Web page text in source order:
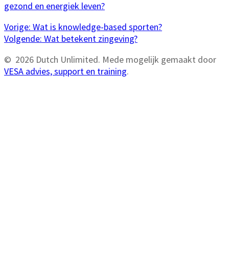
gezond en energiek leven?
Bericht
navigatie
Vorige: Vorig
bericht:
Wat is knowledge-based sporten?
Volgende: Volgend
Wat betekent zingeving?
© 2026 Dutch Unlimited. Mede mogelijk gemaakt door
VESA advies, support en training.